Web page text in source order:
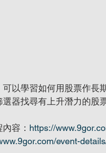
可以學習如何用股票作
器找尋有上升潛力的股
容： https://
event-